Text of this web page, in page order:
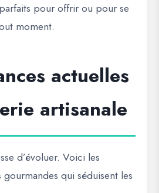
pour offrir ou pour se
moment.
actuelles
artisanale
d’évoluer. Voici les
gourmandes qui séduisent les